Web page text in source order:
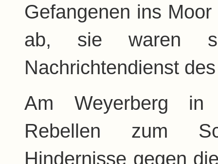
Gefangenen ins
ab, sie waren
Nachrichtendienst
Am Weyerberg in
Rebellen zum
Hindernisse gegen